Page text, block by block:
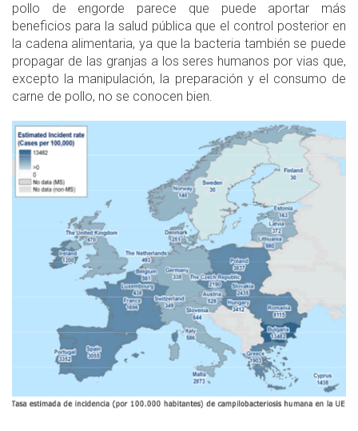
pollo de engorde parece que puede aportar más
beneficios para la salud pública que el control posterior en
la cadena alimentaria, ya que la bacteria también se puede
propagar de las granjas a los seres humanos por vias que,
excepto la manipulación, la preparación y el consumo de
carne de pollo, no se conocen bien.